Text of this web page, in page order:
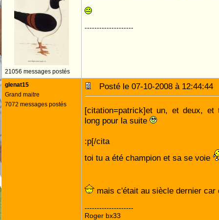
21056 messages postés
--------------------
glenat15
Grand maitre
7072 messages postés
Posté le 07-10-2008 à
[citation=patrick]et un, et deux,
long pour la suite
:p[/cita
toi tu a été champion et sa se voie
mais c'était au siècle dernier
--------------------
Roger bx33